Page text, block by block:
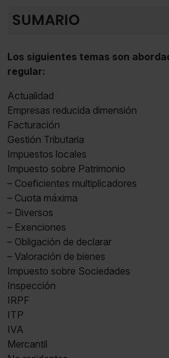
SUMARIO
Los siguientes temas son
regular:
Actualidad
Empresas reducida dimensión
Facturación
Gestión Tributaria
Impuestos locales
Impuesto sobre Patrimonio
– Coeficientes multiplicadores
– Cuota máxima
– Diversos
– Exenciones
– Obligación de declarar
– Valoración de bienes
Impuesto sobre Sociedades
Inspección
IRPF
ITP
IVA
Mercantil